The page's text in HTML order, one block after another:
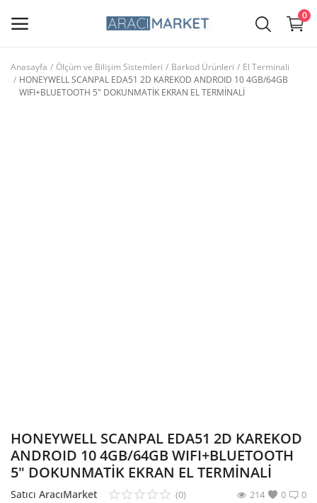
0
Ana Menü
Anasayfa Ölçüm ve Bilişim Sistemleri Barkod Ürünleri
El Terminali
HONEYWELL SCANPAL EDA51 2D KAREKOD ANDROID 10 4GB/64GB
WIFI+BLUETOOTH 5" DOKUNMATİK EKRAN EL TERMİNALİ
HONEYWELL SCANPAL EDA51 2D KAREKOD
ANDROID 10 4GB/64GB WIFI+BLUETOOTH
5" DOKUNMATİK EKRAN EL TERMİNALİ
Satıcı AracıMarket 0
(0) 0
214